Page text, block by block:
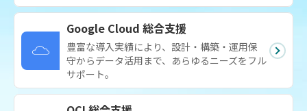
Google Cloud 総合支援
豊富な導入実績により、設計・構築・運用保
守からデータ活用まで、あらゆるニーズをフル
サポート。